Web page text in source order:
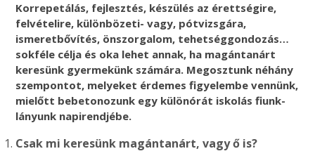
Korrepetálás, fejlesztés, készülés az érettségire,
felvételire, különbözeti- vagy, pótvizsgára,
ismeretbővítés, önszorgalom, tehetséggondozás…
sokféle célja és oka lehet annak, ha magántanárt
keresünk gyermekünk számára. Megosztunk néhány
szempontot, melyeket érdemes figyelembe vennünk,
mielőtt bebetonozunk egy különórát iskolás fiunk-
lányunk napirendjébe.
Csak mi keresünk magántanárt, vagy ő is?